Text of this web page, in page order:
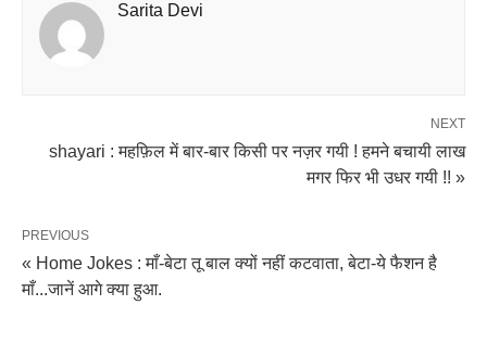
Sarita Devi
NEXT
shayari : महफ़िल में बार-बार किसी पर नज़र गयी ! हमने बचायी लाख
मगर फिर भी उधर गयी !! »
PREVIOUS
« Home Jokes : माँ-बेटा तू बाल क्यों नहीं कटवाता, बेटा-ये फैशन है
माँ...जानें आगे क्या हुआ.